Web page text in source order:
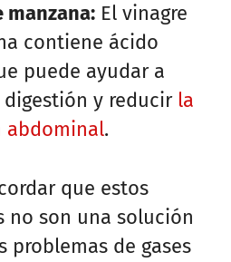
manzana: El vinagre
contiene ácido
puede ayudar a
y reducir la
abdominal.
que estos
no son una solución
problemas de gases